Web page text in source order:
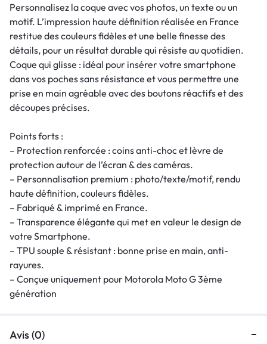
Personnalisez la coque avec vos photos, un texte ou un
motif. L’impression haute définition réalisée en France
restitue des couleurs fidèles et une belle finesse des
détails, pour un résultat durable qui résiste au quotidien.
Coque qui glisse : idéal pour insérer votre smartphone
dans vos poches sans résistance et vous permettre une
prise en main agréable avec des boutons réactifs et des
découpes précises.
Points forts :
– Protection renforcée : coins anti-choc et lèvre de
protection autour de l’écran & des caméras.
– Personnalisation premium : photo/texte/motif, rendu
haute définition, couleurs fidèles.
– Fabriqué & imprimé en France.
– Transparence élégante qui met en valeur le design de
votre Smartphone.
– TPU souple & résistant : bonne prise en main, anti-
rayures.
– Conçue uniquement pour Motorola Moto G 3ème
génération
Avis (0)